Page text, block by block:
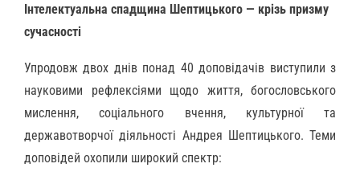
Інтелектуальна спадщина Шептицького — крізь призму
сучасності
Упродовж двох днів понад 40 доповідачів виступили з
науковими рефлексіями щодо життя, богословського
мислення, соціального вчення, культурної та
державотворчої діяльності Андрея Шептицького. Теми
доповідей охопили широкий спектр: